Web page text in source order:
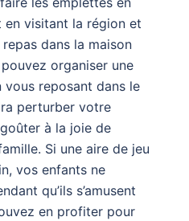
visitant la région et
dans la maison
organiser une
reposant dans le
perturber votre
à la joie de
Si une aire de jeu
vos enfants ne
qu’ils s’amusent
en profiter pour